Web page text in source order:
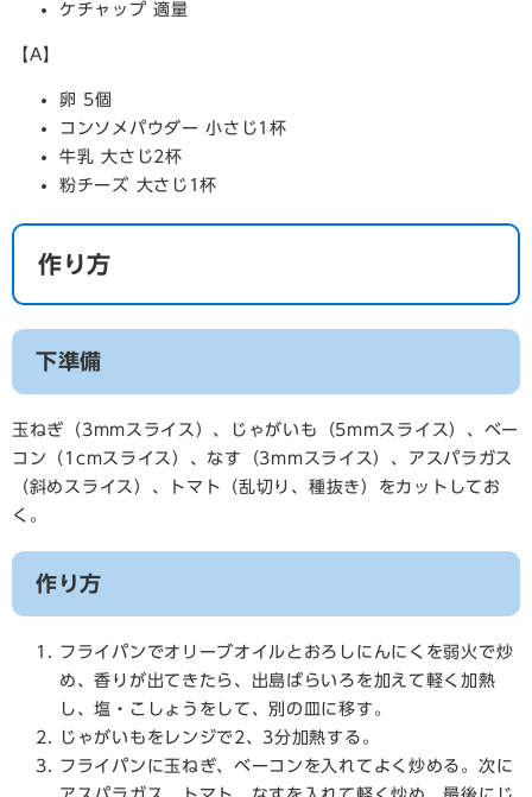
ケチャップ 適量
【A】
卵 5個
コンソメパウダー 小さじ1杯
牛乳 大さじ2杯
粉チーズ 大さじ1杯
作り方
下準備
玉ねぎ（3mmスライス）、じゃがいも（5mmスライス）、ベー
コン（1cmスライス）、なす（3mmスライス）、アスパラガス
（斜めスライス）、トマト（乱切り、種抜き）をカットしてお
く。
作り方
フライパンでオリーブオイルとおろしにんにくを弱火で炒
め、香りが出てきたら、出島ばらいろを加えて軽く加熱
し、塩・こしょうをして、別の皿に移す。
じゃがいもをレンジで2、3分加熱する。
フライパンに玉ねぎ、ベーコンを入れてよく炒める。次に